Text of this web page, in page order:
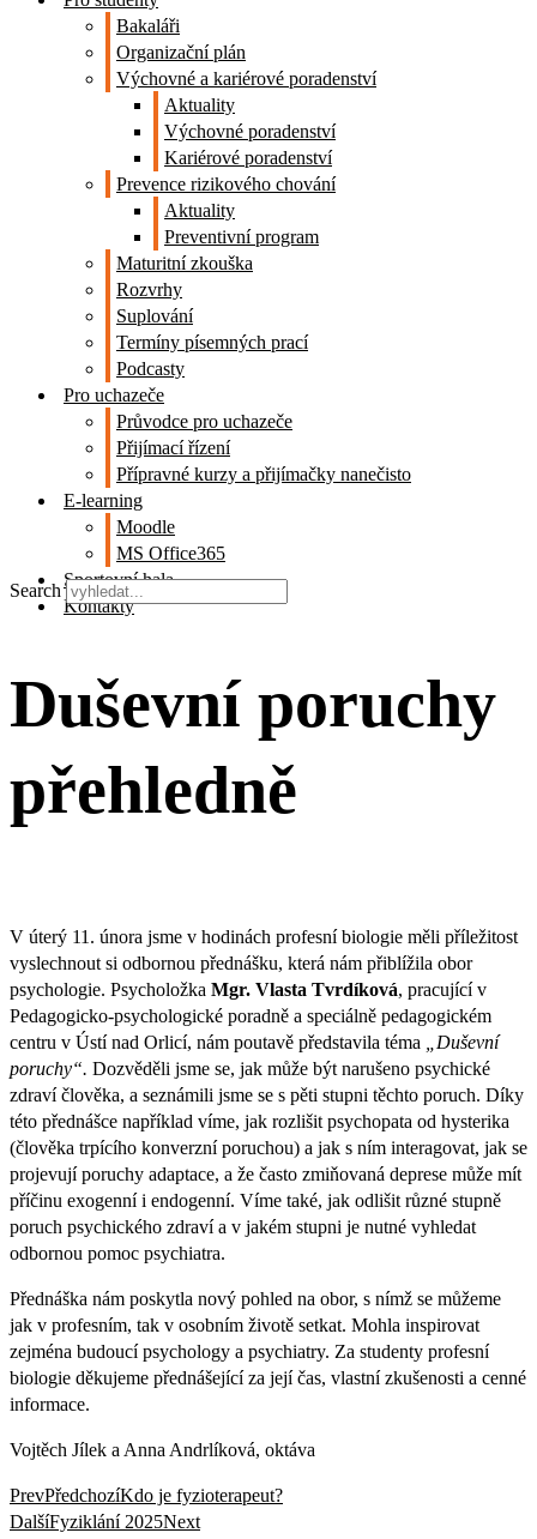
Bakaláři
Organizační plán
Výchovné a kariérové poradenství
Aktuality
Výchovné poradenství
Kariérové poradenství
Prevence rizikového chování
Aktuality
Preventivní program
Maturitní zkouška
Rozvrhy
Suplování
Termíny písemných prací
Podcasty
Pro uchazeče
Průvodce pro uchazeče
Přijímací řízení
Přípravné kurzy a přijímačky nanečisto
E-learning
Moodle
MS Office365
Sportovní hala
Kontakty
Search
Duševní poruchy
přehledně
V úterý 11. února jsme v hodinách profesní biologie měli příležitost
vyslechnout si odbornou přednášku, která nám přiblížila obor
psychologie. Psycholožka Mgr. Vlasta Tvrdíková, pracující v
Pedagogicko-psychologické poradně a speciálně pedagogickém
centru v Ústí nad Orlicí, nám poutavě představila téma
„Duševní
poruchy“. Dozvěděli jsme se, jak může být narušeno psychické
zdraví člověka, a seznámili jsme se s pěti stupni těchto poruch. Díky
této přednášce například víme, jak rozlišit psychopata od hysterika
(člověka trpícího konverzní poruchou) a jak s ním interagovat, jak se
projevují poruchy adaptace, a že často zmiňovaná deprese může mít
příčinu exogenní i endogenní. Víme také, jak odlišit různé stupně
poruch psychického zdraví a v jakém stupni je nutné vyhledat
odbornou pomoc psychiatra.
Přednáška nám poskytla nový pohled na obor, s nímž se můžeme
jak v profesním, tak v osobním životě setkat. Mohla inspirovat
zejména budoucí psychology a psychiatry. Za studenty profesní
biologie děkujeme přednášející za její čas, vlastní zkušenosti a cenné
informace.
Vojtěch Jílek a Anna Andrlíková, oktáva
PrevPředchozíKdo je fyzioterapeut?
DalšíFyziklání 2025Next